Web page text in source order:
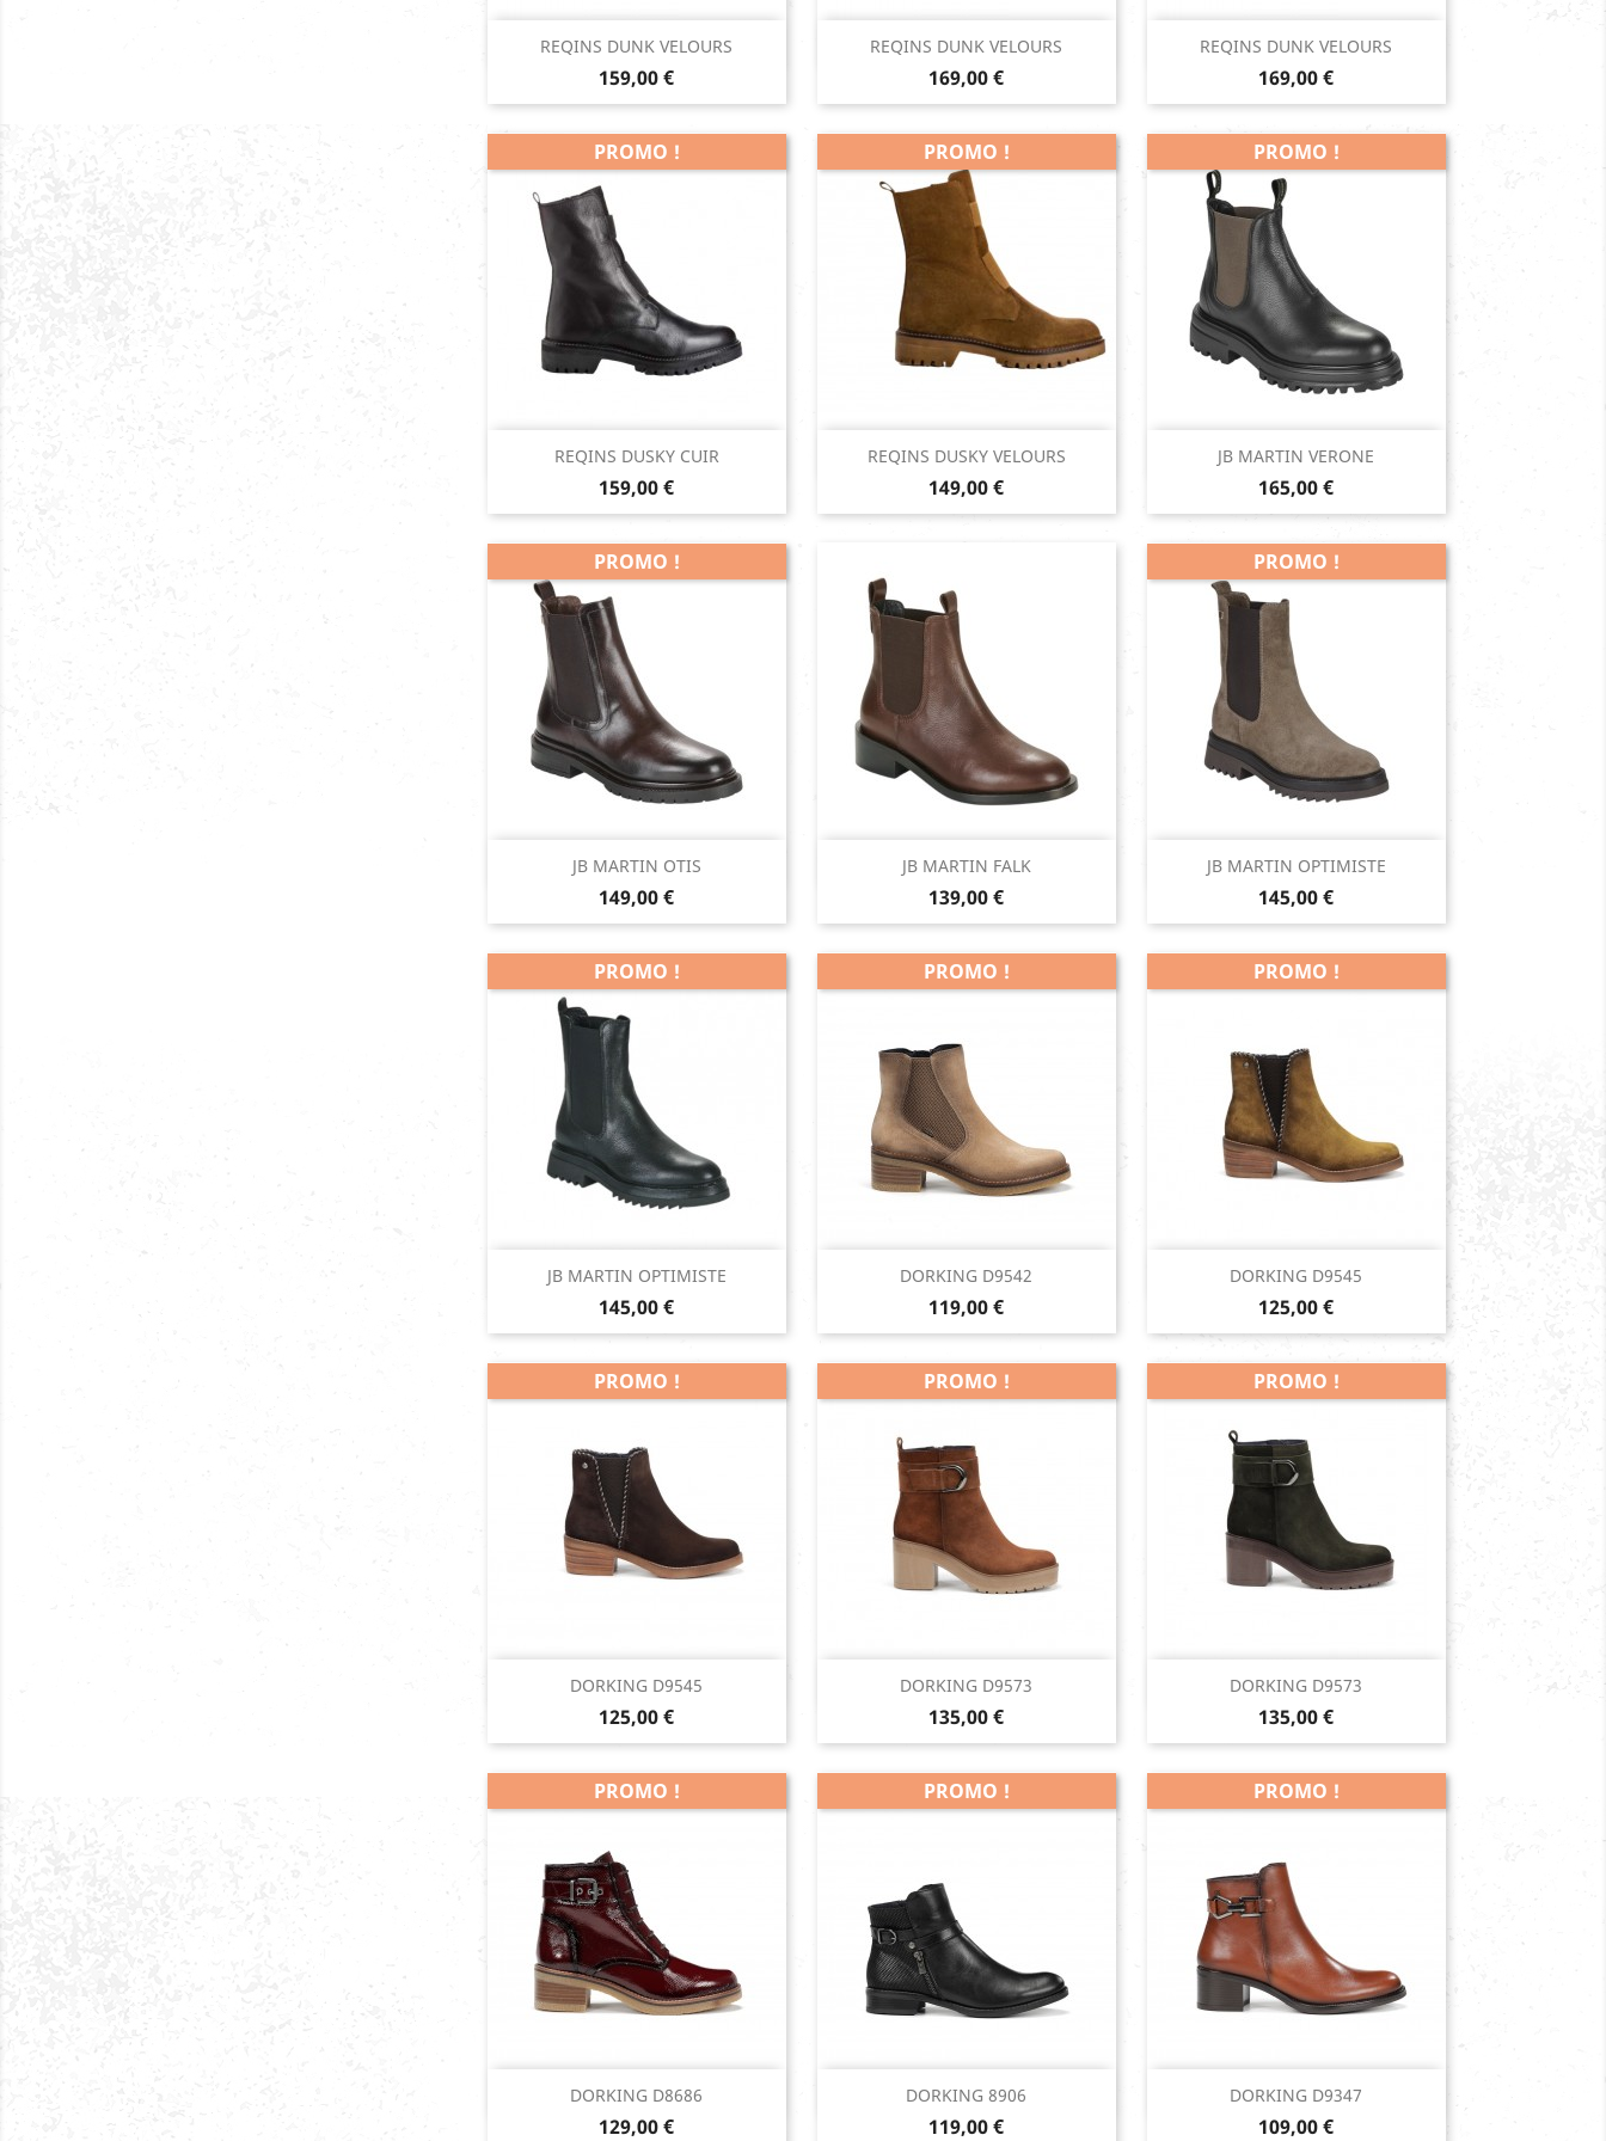
REQINS DUNK VELOURS
Prix
159,00 €
Aperçu rapide
Noisette
REQINS DUNK VELOURS
Prix
169,00 €
Aperçu rapide REQINS DUNK VELOURS
Prix
169,00 €
Aperçu rapide
Kaki
REQINS DUSKY CUIR
Prix
159,00 €
PROMO !
Aperçu rapide
Noir
REQINS DUSKY VELOURS
Prix
149,00 €
PROMO !
Aperçu rapide
Noisette
JB MARTIN VERONE
Prix
165,00 €
PROMO !
Aperçu rapide
Noir
JB MARTIN OTIS
Prix
149,00 €
PROMO !
Aperçu rapide
Marron
JB MARTIN FALK
Prix
139,00 €
Aperçu rapide
Marron
JB MARTIN OPTIMISTE
Prix
145,00 €
PROMO !
Aperçu rapide
Beige
JB MARTIN OPTIMISTE
Prix
145,00 €
PROMO !
Aperçu rapide
Noir
DORKING D9542
Prix
119,00 €
PROMO !
Aperçu rapide DORKING D9545
Prix
125,00 €
PROMO !
Aperçu rapide
DORKING D9545
Prix
125,00 €
PROMO !
Aperçu rapide DORKING D9573
Prix
135,00 €
PROMO !
Aperçu rapide
Cuero
DORKING D9573
Prix
135,00 €
PROMO !
Aperçu rapide
DORKING D8686
Prix
129,00 €
PROMO !
Aperçu rapide DORKING 8906
Prix
119,00 €
PROMO !
Aperçu rapide
Noir
DORKING D9347
Prix
109,00 €
PROMO !
Aperçu rapide
Cuero